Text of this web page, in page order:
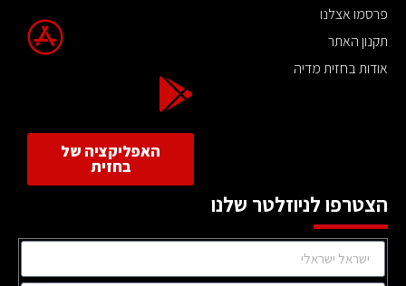
פרסמו אצלנו
תקנון האתר
אודות בחזית מדיה
האפליקציה של
בחזית
הצטרפו לניוזלטר שלנו